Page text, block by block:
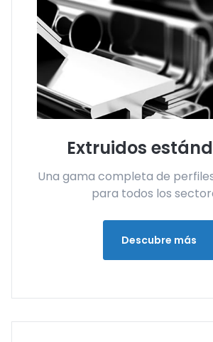
Extruidos
Una gama completa de
para todos los
Descubre más